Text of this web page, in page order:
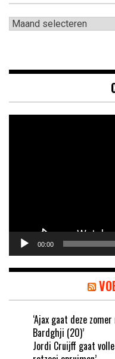
Archieven
00:00
‘Ajax gaat deze
Bardghji (20)’
Jordi Cruijff gaat